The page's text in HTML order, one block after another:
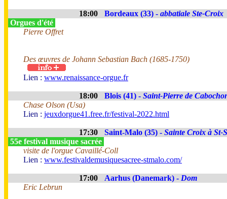
18:00 Bordeaux (33) - abbatiale Ste-Croix
Orgues d'été
Pierre Offret
Des œuvres de Johann Sebastian Bach (1685-1750)
Lien : www.renaissance-orgue.fr
18:00 Blois (41) - Saint-Pierre de
Chase Olson (Usa)
Lien : jeuxdorgue41.free.fr/festival-2022.html
17:30 Saint-Malo (35) - Sainte Croix à St-
55e festival musique sacrée
visite de l'orgue Cavaillé-Coll
Lien : www.festivaldemusiquesacree-stmalo.com/
17:00 Aarhus (Danemark) - Dom
Eric Lebrun